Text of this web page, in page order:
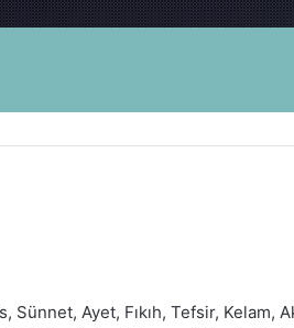
Sünnet, Ayet, Fıkıh, Tefsir, Kelam,